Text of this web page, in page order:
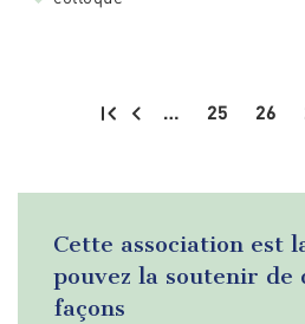
… 25 26
Cette association est
pouvez la soutenir de
façons